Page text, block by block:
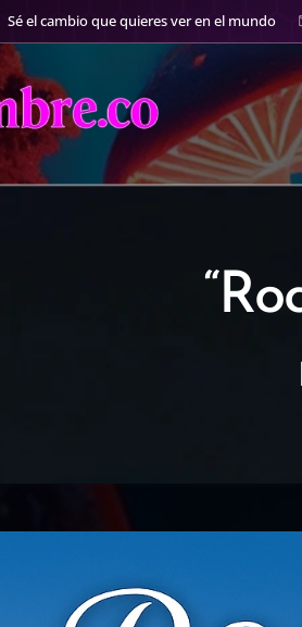
Sé el cambio que quieres ver en el mundo